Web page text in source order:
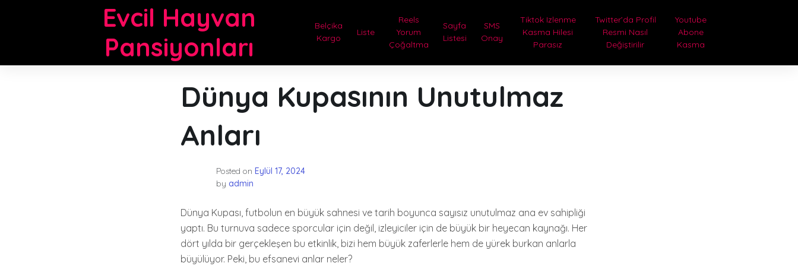
Evcil Hayvan
Pansiyonları
Belçika
Kargo
Liste
Reels
Yorum
Çoğaltma
Sayfa
Listesi
SMS
Onay
Tiktok Izlenme
Kasma Hilesi
Parasız
Twitter’da Profil
Resmi Nasıl
Değiştirilir
Youtube
Abone
Kasma
Dünya Kupasının Unutulmaz
Anları
Posted on Eylül 17, 2024
by admin
Dünya Kupası, futbolun en büyük sahnesi ve tarih boyunca sayısız unutulmaz ana ev sahipliği
yaptı. Bu turnuva sadece sporcular için değil, izleyiciler için de büyük bir heyecan kaynağı. Her
dört yılda bir gerçekleşen bu etkinlik, bizi hem büyük zaferlerle hem de yürek burkan anlarla
büyülüyor. Peki, bu efsanevi anlar neler?